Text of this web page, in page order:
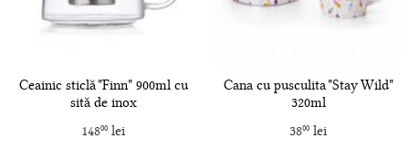
Ceainic sticlă "Finn" 900ml cu
sită de inox
14800 lei
Cana cu pusculita "Stay Wild"
320ml
3800lei